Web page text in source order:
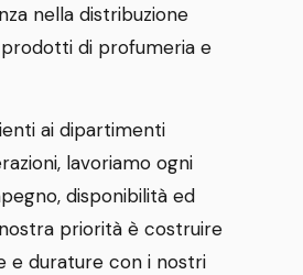
nella distribuzione
di profumeria e
ai dipartimenti
lavoriamo ogni
disponibilità ed
priorità è costruire
e durature con i nostri